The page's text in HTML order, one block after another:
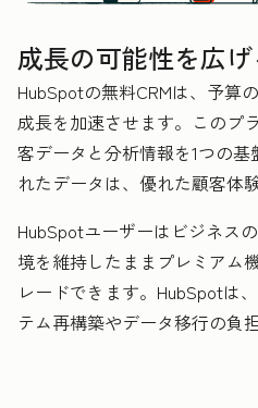
成長の可能性を広
HubSpotの無料CRMは、予算
成長を加速させます。このプ
客データと分析情報を1つの
れたデータは、優れた顧客体
HubSpotユーザーはビジネス
境を維持したままプレミアム
レードできます。HubSpotは
テム再構築やデータ移行の負